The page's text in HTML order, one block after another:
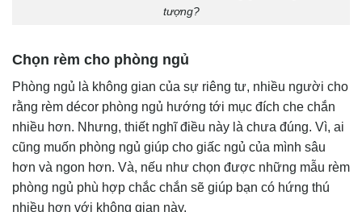
tượng?
Chọn rèm cho phòng ngủ
Phòng ngủ là không gian của sự riêng tư, nhiều người cho
rằng rèm décor phòng ngủ hướng tới mục đích che chắn
nhiều hơn. Nhưng, thiết nghĩ điều này là chưa đúng. Vì, ai
cũng muốn phòng ngủ giúp cho giấc ngủ của mình sâu
hơn và ngon hơn. Và, nếu như chọn được những mẫu rèm
phòng ngủ phù hợp chắc chắn sẽ giúp bạn có hứng thú
nhiều hơn với không gian này.